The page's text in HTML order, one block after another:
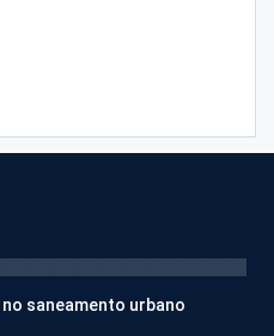
no saneamento urbano